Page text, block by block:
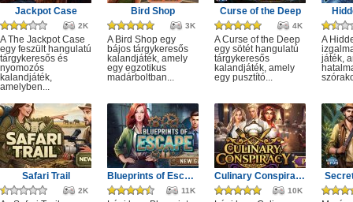
Jackpot Case
2K
A The Jackpot Case
egy feszült hangulatú
tárgykeresős és
nyomozós
kalandjáték,
amelyben...
Bird Shop
3K
A Bird Shop egy
bájos tárgykeresős
kalandjáték, amely
egy egzotikus
madárboltban...
Curse of the Deep
4K
A Curse of the Deep
egy sötét hangulatú
tárgykeresős
kalandjáték, amely
egy pusztító...
A
játék,
Safari Trail
2K
Blueprints of Escape
11K
Culinary Conspiracy
10K